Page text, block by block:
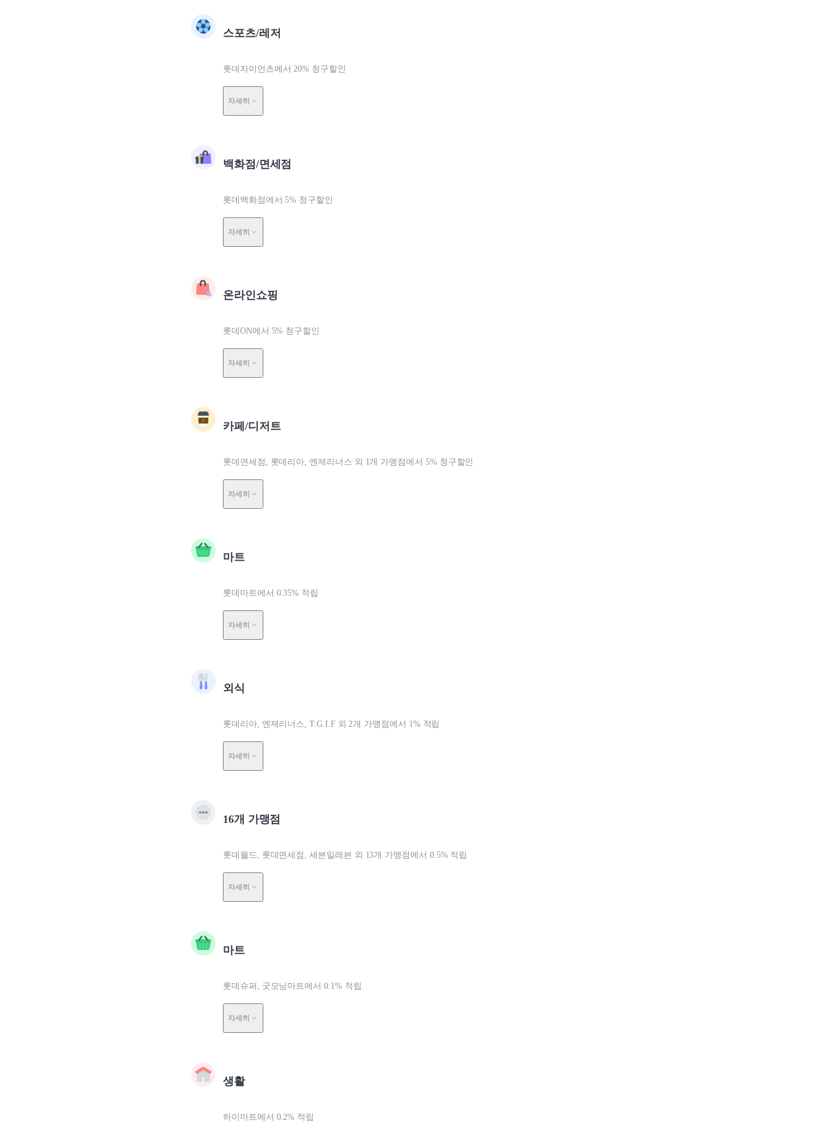
스포츠/레저
롯데자이언츠에서 20% 청구할인
자세히
백화점/면세점
롯데백화점에서 5% 청구할인
자세히
온라인쇼핑
롯데ON에서 5% 청구할인
자세히
카페/디저트
롯데면세점, 롯데리아, 엔제리너스 외 1개 가맹점에서 5% 청구할인
자세히
마트
롯데마트에서 0.35% 적립
자세히
외식
롯데리아, 엔제리너스, T.G.I.F 외 2개 가맹점에서 1% 적립
자세히
16개 가맹점
롯데월드, 롯데면세점, 세븐일레븐 외 13개 가맹점에서 0.5% 적립
자세히
마트
롯데슈퍼, 굿모닝마트에서 0.1% 적립
자세히
생활
하이마트에서 0.2% 적립